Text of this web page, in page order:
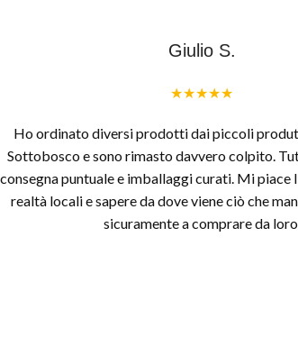
Giulio S.
★★★★★
Ho ordinato diversi prodotti dai piccoli
Sottobosco e sono rimasto davvero colpito.
consegna puntuale e imballaggi curati. Mi piace
realtà locali e sapere da dove viene ciò che
sicuramente a comprare da